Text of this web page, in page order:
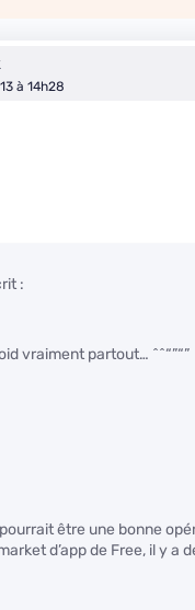
à 14h28
:
vraiment partout… ^^“”“”
être une bonne
d’app de Free, il y a